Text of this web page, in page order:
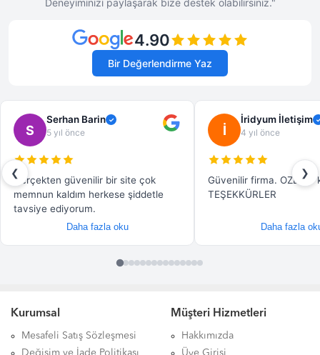
Kurumsal
Mesafeli Satış Sözleşmesi
Değişim ve İade Politikası
Müşteri Hizmetleri
Hakkımızda
Üye Girişi